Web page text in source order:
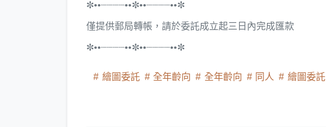
✼••┈┈┈┈••✼••┈┈┈┈••✼
僅提供郵局轉帳，請於委託成立起三日內完成匯款
✼••┈┈┈┈••✼••┈┈┈┈••✼
繪圖委託 全年齡向 全年齡向 同人 繪圖委託